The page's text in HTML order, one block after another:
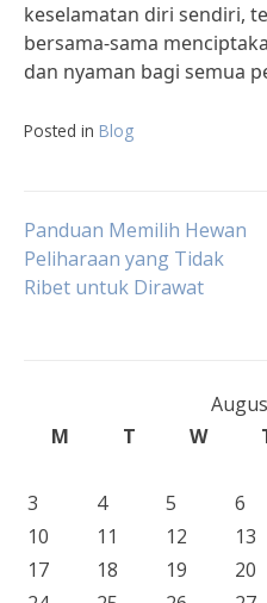
keselamatan diri sendiri,
bersama-sama
dan nyaman bagi semua
Posted in Blog
Post
navigation
Panduan Memilih Hewan
Peliharaan yang Tidak
Ribet untuk Dirawat
M
T W
3
4 5 6
10
11 12 13
17
18 19 20